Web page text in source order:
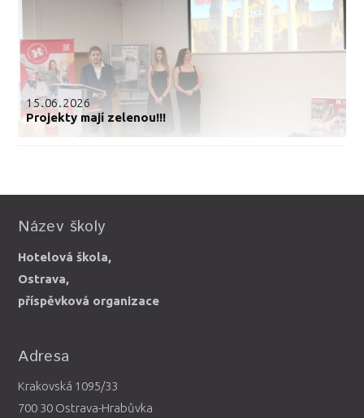
15.06.2026
Projekty mají zelenou!!!
Název školy
Hotelová škola,
Ostrava,
příspěvková organizace
Adresa
Krakovská 1095/33
700 30 Ostrava-Hrabůvka